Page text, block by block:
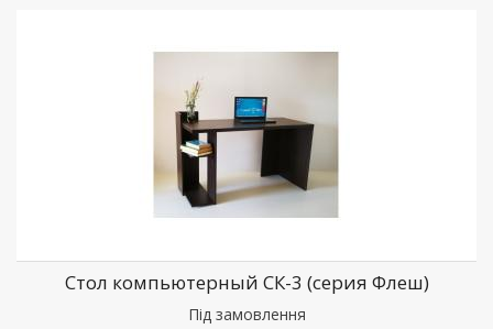
Стол компьютерный СК-3 (серия Флеш)
Пiд замовлення